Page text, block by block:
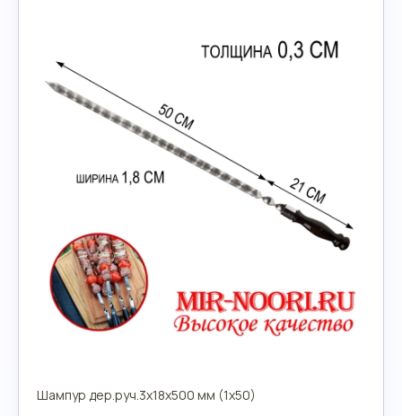
Шампур дер.руч.3х18х500 мм (1х50)